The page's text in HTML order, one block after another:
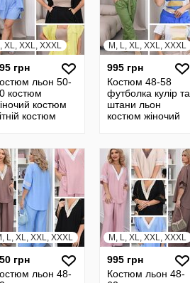
XL, XXL, XXXL
грн
льон 50-
костюм
костюм
костюм
M, L, XL, XXL, XXXL
995 грн
Костюм 48-58
футболка кулір та
штани льон
костюм жіночий
85182
L, XL, XXL, XXXL
грн
льон 48-
M, L, XL, XXL, XXXL
995 грн
Костюм льон 48-